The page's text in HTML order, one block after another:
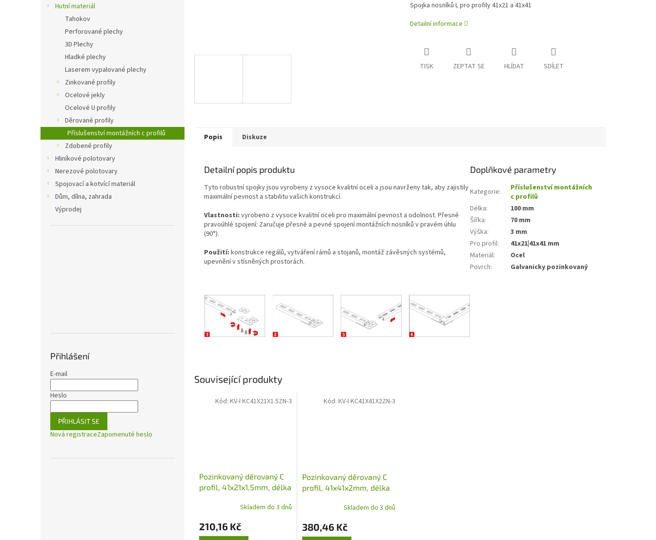
Hutní materiál
Tahokov
Perforované plechy
3D Plechy
Hladké plechy
Laserem vypalované plechy
Zinkované profily
Ocelové jekly
Ocelové U profily
Děrované profily
Příslušenství montážních c profilů
Zdobené profily
Hliníkové polotovary
Nerezové polotovary
Spojovací a kotvící materiál
Dům, dílna, zahrada
Výprodej
Přihlášení
E-mail
Heslo
PŘIHLÁSIT SE
Nová registraceZapomenuté heslo
Spojka nosníků L pro profily 41x21 a 41x41
Detailní informace
TISK ZEPTAT SE HLÍDAT SDÍLET
Související produkty
Pozinkovaný děrovaný C
profil, 41x21x1,5mm, délka
Skladem do 3 dnů
210,16 Kč
Kód: KV-I KC41X21X1.5ZN-3
Pozinkovaný děrovaný C
profil, 41x41x2mm, délka
Skladem do 3 dnů
380,46 Kč
Kód: KV-I KC41X41X2ZN-3
Popis Diskuze
Detailní popis produktu
Tyto robustní spojky jsou vyrobeny z vysoce kvalitní oceli a jsou navrženy tak, aby zajistily
maximální pevnost a stabilitu vašich konstrukcí.
Vlastnosti: vyrobeno z vysoce kvalitní oceli pro maximální pevnost a odolnost. Přesné
pravoúhlé spojení: Zaručuje přesné a pevné spojení montážních nosníků v pravém úhlu
(90°).
Použití: konstrukce regálů, vytváření rámů a stojanů, montáž závěsných systémů,
upevnění v stísněných prostorách.
Doplňkové parametry
Kategorie:
Příslušenství montážních
c profilů
Délka:
100 mm
Šířka:
70 mm
Výška:
3 mm
Pro profil:
41x21|41x41 mm
Materiál:
Ocel
Povrch: Galvanicky pozinkovaný